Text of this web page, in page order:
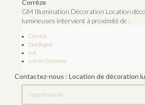
Corrèze
GM Illumination Décoration Location
lumineuses intervient à proximité de :
Corrèze
Dordogne
Lot
Lot-et-Garonne
Contactez-nous : Location de décoration